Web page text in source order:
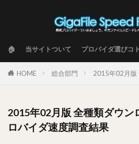
🏠 当サイトついて プロバイダ選びコ
HOME 総合部門 2015年02月版
2015年02月版 全種類ダウン
ロバイダ速度調査結果